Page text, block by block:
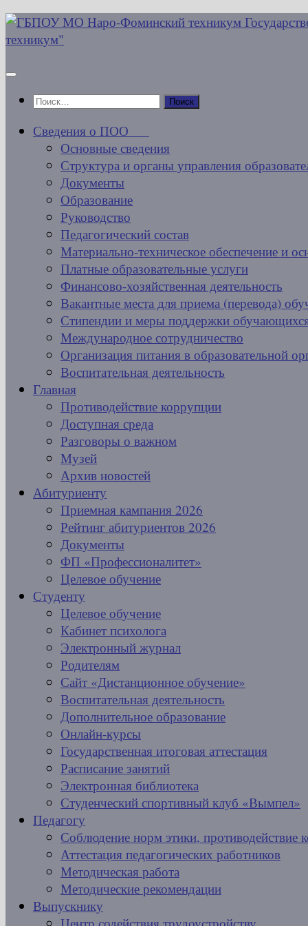
Перейти
к
Найти:
Сведения о ПОО
Основные сведения
Структура и органы управления
Документы
Образование
Руководство
Педагогический состав
Материально-техническое обеспечение и
Платные образовательные услуги
Финансово-хозяйственная деятельность
Вакантные места для приема (перевода)
Стипендии и меры поддержки
Международное сотрудничество
Организация питания в образовательной
Воспитательная деятельность
Главная
Противодействие коррупции
Доступная среда
Разговоры о важном
Музей
Архив новостей
Абитуриенту
Приемная кампания 2026
Рейтинг абитуриентов 2026
Документы
ФП «Профессионалитет»
Целевое обучение
Студенту
Целевое обучение
Кабинет психолога
Электронный журнал
Родителям
Сайт «Дистанционное обучение»
Воспитательная деятельность
Дополнительное образование
Онлайн-курсы
Государственная итоговая аттестация
Расписание занятий
Электронная библиотека
Студенческий спортивный клуб «Вымпел»
Педагогу
Соблюдение норм этики, противодействие
Аттестация педагогических работников
Методическая работа
Методические рекомендации
Выпускнику